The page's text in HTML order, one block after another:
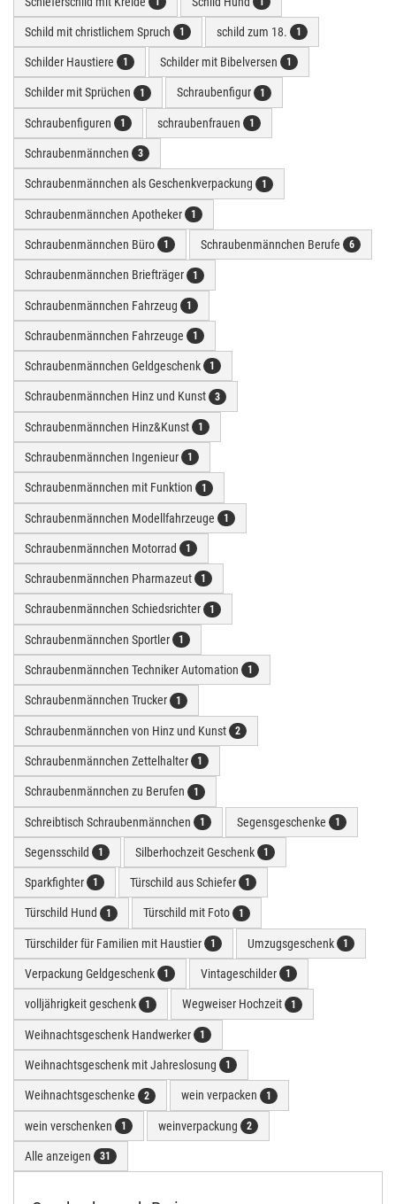
Schild mit christlichem Spruch 1 schild zum 18. 1
Schilder Haustiere 1 Schilder mit Bibelversen 1
Schilder mit Sprüchen 1 Schraubenfigur 1
Schraubenfiguren 1 schraubenfrauen 1
Schraubenmännchen 3
Schraubenmännchen als Geschenkverpackung 1
Schraubenmännchen Apotheker 1
Schraubenmännchen Büro 1 Schraubenmännchen Berufe 6
Schraubenmännchen Briefträger 1
Schraubenmännchen Fahrzeug 1
Schraubenmännchen Fahrzeuge 1
Schraubenmännchen Geldgeschenk 1
Schraubenmännchen Hinz und Kunst 3
Schraubenmännchen Hinz&Kunst 1
Schraubenmännchen Ingenieur 1
Schraubenmännchen mit Funktion 1
Schraubenmännchen Modellfahrzeuge 1
Schraubenmännchen Motorrad 1
Schraubenmännchen Pharmazeut 1
Schraubenmännchen Schiedsrichter 1
Schraubenmännchen Sportler 1
Schraubenmännchen Techniker Automation 1
Schraubenmännchen Trucker 1
Schraubenmännchen von Hinz und Kunst 2
Schraubenmännchen Zettelhalter 1
Schraubenmännchen zu Berufen 1
Schreibtisch Schraubenmännchen 1 Segensgeschenke 1
Segensschild 1 Silberhochzeit Geschenk 1
Sparkfighter 1 Türschild aus Schiefer 1
Türschild Hund 1 Türschild mit Foto 1
Türschilder für Familien mit Haustier 1 Umzugsgeschenk 1
Verpackung Geldgeschenk 1 Vintageschilder 1
volljährigkeit geschenk 1 Wegweiser Hochzeit 1
Weihnachtsgeschenk Handwerker 1
Weihnachtsgeschenk mit Jahreslosung 1
Weihnachtsgeschenke 2 wein verpacken 1
wein verschenken 1 weinverpackung 2
Alle anzeigen 31